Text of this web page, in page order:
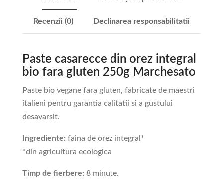
Recenzii (0) Declinarea responsabilitatii
Paste casarecce din orez integral
bio fara gluten 250g Marchesato
Paste bio vegane fara gluten, fabricate de maestri
italieni pentru garantia calitatii si a gustului
desavarsit.
Ingrediente: faina de orez integral*
*din agricultura ecologica
Timp de fierbere: 8 minute.